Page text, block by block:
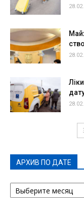
АРХИВ ПО ДАТЕ
АРХИВ
ПО